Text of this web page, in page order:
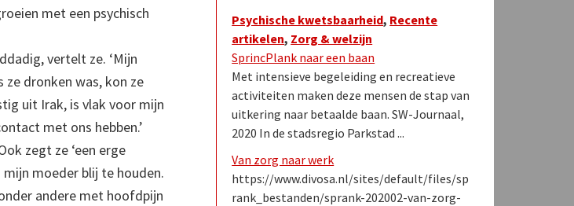
met een psychisch
vertelt ze. ‘Mijn
dronken was, kon ze
uit Irak, is vlak voor mijn
met ons hebben.’
zegt ze ‘een erge
moeder blij te houden.
andere met hoofdpijn
Psychische kwetsbaarheid, Recente
artikelen, Zorg & welzijn
SprincPlank naar een baan
Met intensieve begeleiding en recreatieve
activiteiten maken deze mensen de stap van
uitkering naar betaalde baan. SW-Journaal,
2020 In de stadsregio Parkstad ...
Van zorg naar werk
https://www.divosa.nl/sites/default/files/sp
rank_bestanden/sprank-202002-van-zorg-